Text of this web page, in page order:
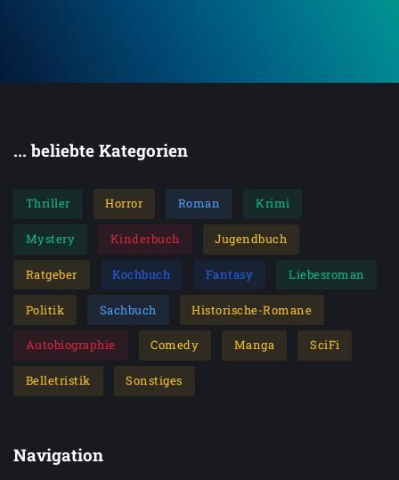
... beliebte Kategorien
Thriller Horror Roman Krimi
Mystery Kinderbuch Jugendbuch
Ratgeber Kochbuch Fantasy Liebesroman
Politik Sachbuch Historische-Romane
Autobiographie Comedy Manga SciFi
Belletristik Sonstiges
Navigation